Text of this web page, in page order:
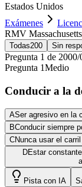
Estados Unidos
Exámenes
RMV Massachusetts
Todas200 Sin
Pregunta 1 de 2000/
Pregunta 1Medio
Conducir a la
ASer agresivo en la
BConducir siempre
CNunca usar el
DEstar
Pista con IA